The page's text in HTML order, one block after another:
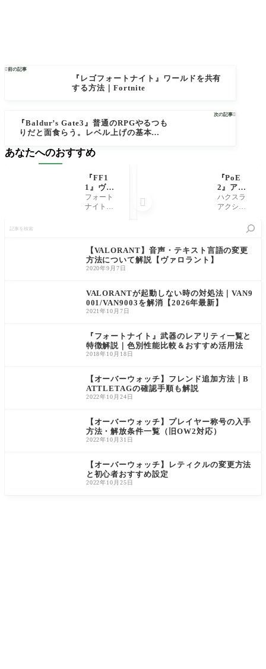
前の記事
『レゴフォートナイト』ワールドを共有
する方法｜Fortnite
次の記事
『Baldur’s Gate3』普通のRPGやるつも
りだと面食らう。レベル上げの基本的な
【VALORANT】音声・テキスト言語の変更
方法について解説【ヴァロラント】
2020年9月7日
VALORANTが起動しない時の対処法｜VAN9
001/VAN9003を解消【2026年最新】
2021年10月7日
『フォートナイト』武器のレアリティ一覧と
特徴解説｜色別性能比較＆おすすめ活用法
2018年10月18日
【オーバーウォッチ】フレンド追加方法｜B
ATTLETAGの確認手順も解説
2022年10月24日
【オーバーウォッチ】プレイヤー称号の入手
方法・解放条件一覧（旧OW2対応）
2022年10月31日
【オーバーウォッチ】レティクルの変更方法
と初心者おすすめ設定
2022年10月25日
あなたへのおすすめ
『FF1
1』ヴァ
ナディー
ルに帰
フォート
ナイトに
ntの暴言を
聞くのが
当たり前
になった
arvel Rivals
にハマ
り、途中
『PoE
2』アイ
テムトレ
ードのや
th of Exi
ハクスラ
アクショ
ath of Exile
2』につい
て、アイ
テムトレ
きます。
プレイヤ
